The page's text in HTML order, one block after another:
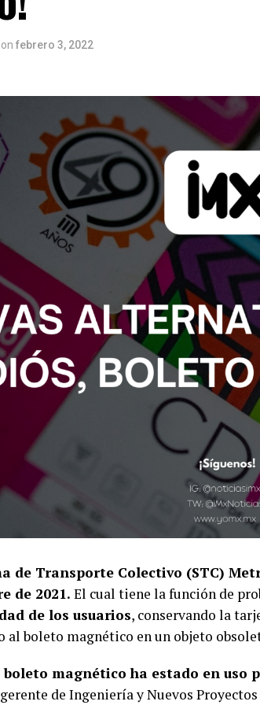
on febrero 3, 2022
de Transporte Colectivo (STC)
de 2021. El cual tiene la función de
de los usuarios, conservando la
al boleto magnético en un objeto
boleto magnético ha estado en uso
de Ingeniería y Nuevos